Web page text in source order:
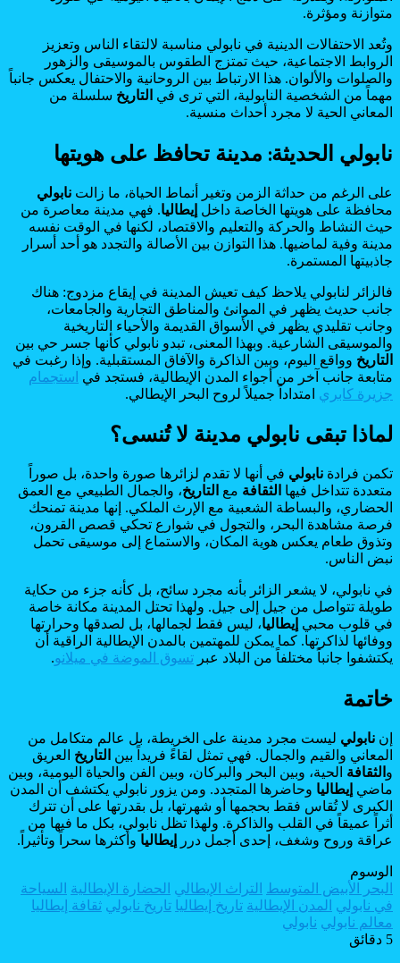
متوازنة ومؤثرة.
وتُعد الاحتفالات الدينية في نابولي مناسبة لالتقاء الناس وتعزيز
الروابط الاجتماعية، حيث تمتزج الطقوس بالموسيقى والزهور
والصلوات والألوان. هذا الارتباط بين الروحانية والاحتفال يعكس جانباً
مهماً من الشخصية النابولية، التي ترى في التاريخ سلسلة من
المعاني الحية لا مجرد أحداث منسية.
نابولي الحديثة: مدينة تحافظ على هويتها
على الرغم من حداثة الزمن وتغير أنماط الحياة، ما زالت نابولي
محافظة على هويتها الخاصة داخل إيطاليا. فهي مدينة معاصرة من
حيث النشاط والحركة والتعليم والاقتصاد، لكنها في الوقت نفسه
مدينة وفية لماضيها. هذا التوازن بين الأصالة والتجدد هو أحد أسرار
جاذبيتها المستمرة.
فالزائر لنابولي يلاحظ كيف تعيش المدينة في إيقاع مزدوج: هناك
جانب حديث يظهر في الموانئ والمناطق التجارية والجامعات،
وجانب تقليدي يظهر في الأسواق القديمة والأحياء التاريخية
والموسيقى الشارعية. وبهذا المعنى، تبدو نابولي كأنها جسر حي بين
التاريخ وواقع اليوم، وبين الذاكرة والآفاق المستقبلية. وإذا رغبت في
متابعة جانب آخر من أجواء المدن الإيطالية، فستجد في استجمام
جزيرة كابري امتداداً جميلاً لروح البحر الإيطالي.
لماذا تبقى نابولي مدينة لا تُنسى؟
تكمن فرادة نابولي في أنها لا تقدم لزائرها صورة واحدة، بل صوراً
متعددة تتداخل فيها الثقافة مع التاريخ، والجمال الطبيعي مع العمق
الحضاري، والبساطة الشعبية مع الإرث الملكي. إنها مدينة تمنحك
فرصة مشاهدة البحر، والتجول في شوارع تحكي قصص القرون،
وتذوق طعام يعكس هوية المكان، والاستماع إلى موسيقى تحمل
نبض الناس.
في نابولي، لا يشعر الزائر بأنه مجرد سائح، بل كأنه جزء من حكاية
طويلة تتواصل من جيل إلى جيل. ولهذا تحتل المدينة مكانة خاصة
في قلوب محبي إيطاليا، ليس فقط لجمالها، بل لصدقها وحرارتها
ووفائها لذاكرتها. كما يمكن للمهتمين بالمدن الإيطالية الراقية أن
يكتشفوا جانباً مختلفاً من البلاد عبر تسوق الموضة في ميلانو.
خاتمة
إن نابولي ليست مجرد مدينة على الخريطة، بل عالم متكامل من
المعاني والقيم والجمال. فهي تمثل لقاءً فريداً بين التاريخ العريق
و الثقافة الحية، وبين البحر والبركان، وبين الفن والحياة اليومية، وبين
ماضي إيطاليا وحاضرها المتجدد. ومن يزور نابولي يكتشف أن المدن
الكبرى لا تُقاس فقط بحجمها أو شهرتها، بل بقدرتها على أن تترك
أثراً عميقاً في القلب والذاكرة. ولهذا تظل نابولي، بكل ما فيها من
عراقة وروح وشغف، إحدى أجمل درر
إيطاليا وأكثرها سحراً وتأثيراً.
الوسوم
البحر الأبيض المتوسط
التراث الإيطالي الحضارة الإيطالية
السياحة
في نابولي
المدن الإيطالية تاريخ إيطاليا تاريخ نابولي ثقافة إيطاليا
معالم نابولي نابولي
5 دقائق